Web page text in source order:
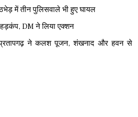
में तीन पुलिसवाले भी हुए घायल
DM ने लिया एक्शन
प्रतापगढ़ ने कलश पूजन, शंखनाद और हवन से